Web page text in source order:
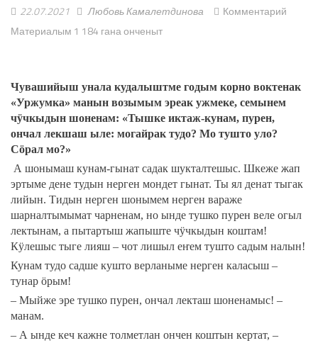
22.07.2021 Любовь Камалетдинова
Комментарий
Материалым 1 184 гана онченыт
Чувашийыш унала кудалыштме годым корно воктенак
«Уржумка» манын возымым эреак ужмеке, семынем
чӱчкыдын шоненам: «Тышке иктаж-кунам, пурен,
ончал лекшаш ыле: могайрак тудо? Мо тушто уло?
Сӧрал мо?»
А шонымаш кунам-гынат садак шукталтешыс. Шкеже жап
эртыме дене тудын нерген мондет гынат. Ты ял денат тыгак
лийын. Тидын нерген шонымем нерген вараже
шарналтымымат чарненам, но ынде тушко пурен веле огыл
лектынам, а пытартыш жапыште чӱчкыдын коштам!
Кӱлешыс тыге лияш – чот лишыл еҥем тушто садым налын!
Кунам тудо садше кушто верланыме нерген каласыш –
тунар ӧрым!
– Мыйже эре тушко пурен, ончал лекташ шоненамыс! –
манам.
– А ынде кеч кажне толметлан ончен коштын кертат, –